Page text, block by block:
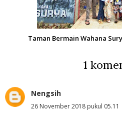
Taman Bermain Wahana
1
Nengsih
26 November 2018 pukul 05.11